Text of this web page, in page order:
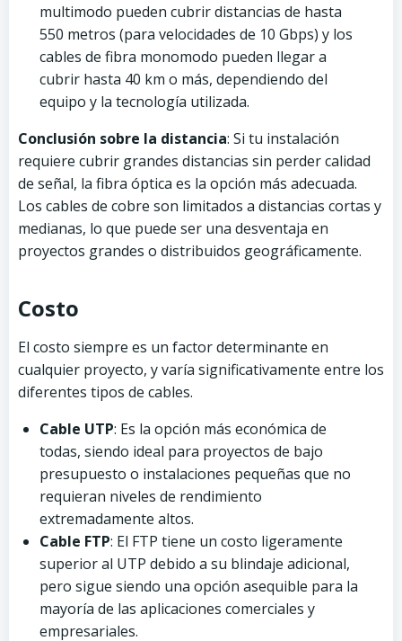
multimodo pueden cubrir distancias de hasta
550 metros (para velocidades de 10 Gbps) y los
cables de fibra monomodo pueden llegar a
cubrir hasta 40 km o más, dependiendo del
equipo y la tecnología utilizada.
Conclusión sobre la distancia: Si tu instalación
requiere cubrir grandes distancias sin perder calidad
de señal, la fibra óptica es la opción más adecuada.
Los cables de cobre son limitados a distancias cortas y
medianas, lo que puede ser una desventaja en
proyectos grandes o distribuidos geográficamente.
Costo
El costo siempre es un factor determinante en
cualquier proyecto, y varía significativamente entre los
diferentes tipos de cables.
Cable UTP: Es la opción más económica de
todas, siendo ideal para proyectos de bajo
presupuesto o instalaciones pequeñas que no
requieran niveles de rendimiento
extremadamente altos.
Cable FTP: El FTP tiene un costo ligeramente
superior al UTP debido a su blindaje adicional,
pero sigue siendo una opción asequible para la
mayoría de las aplicaciones comerciales y
empresariales.